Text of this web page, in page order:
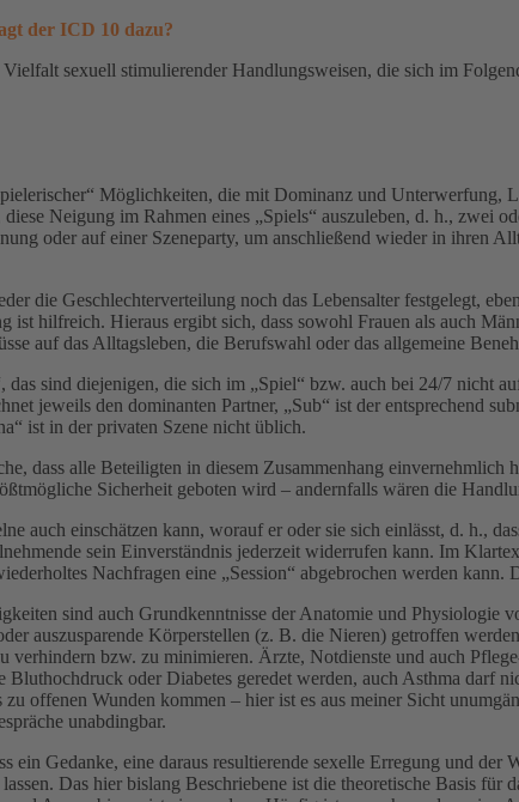
der ICD 10 dazu?
sexuell stimulierender Handlungsweisen, die sich im
Möglichkeiten, die mit Dominanz und Unterwerfung,
Neigung im Rahmen eines „Spiels“ auszuleben, d. h., zwei
oder auf einer Szeneparty, um anschließend wieder in ihren
die Geschlechterverteilung noch das Lebensalter festgelegt,
hilfreich. Hieraus ergibt sich, dass sowohl Frauen als auch
auf das Alltagsleben, die Berufswahl oder das allgemeine
sind diejenigen, die sich im „Spiel“ bzw. auch bei 24/7 nicht
jeweils den dominanten Partner, „Sub“ ist der entsprechend
ist in der privaten Szene nicht üblich.
dass alle Beteiligten in diesem Zusammenhang
Sicherheit geboten wird – andernfalls wären die
auch einschätzen kann, worauf er oder sie sich einlässt, d. h.,
sein Einverständnis jederzeit widerrufen kann. Im
Nachfragen eine „Session“ abgebrochen werden kann.
sind auch Grundkenntnisse der Anatomie und Physiologie
auszusparende Körperstellen (z. B. die Nieren) getroffen
verhindern bzw. zu minimieren. Ärzte, Notdienste und auch
oder Diabetes geredet werden, auch Asthma darf
offenen Wunden kommen – hier ist es aus meiner Sicht
unabdingbar.
ein Gedanke, eine daraus resultierende sexelle Erregung und
Das hier bislang Beschriebene ist die theoretische Basis